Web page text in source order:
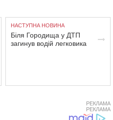
НАСТУПНА НОВИНА
Біля Городища у ДТП
загинув водій легковика
РЕКЛАМА
РЕКЛАМА